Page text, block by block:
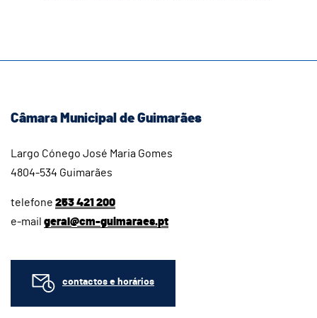
Câmara Municipal de Guimarães
Largo Cónego José Maria Gomes
4804-534 Guimarães
telefone 253 421 200
e-mail geral@cm-guimaraes.pt
contactos e horários